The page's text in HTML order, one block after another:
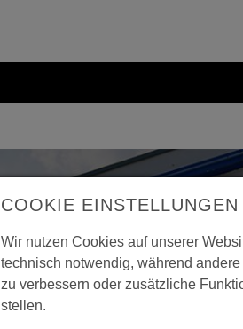
COOKIE EINSTELLUNGEN
Wir nutzen Cookies auf unserer
technisch notwendig, während
zu verbessern oder zusätzliche
stellen.